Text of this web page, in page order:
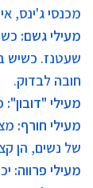
מכנסי ג'ינס,
מעילי גשם:
שעטנז. כשיש
חובה לבדוק.
מעילי "דובון":
מעילי חורף:
של נשים, הן
מעילי פרווה: